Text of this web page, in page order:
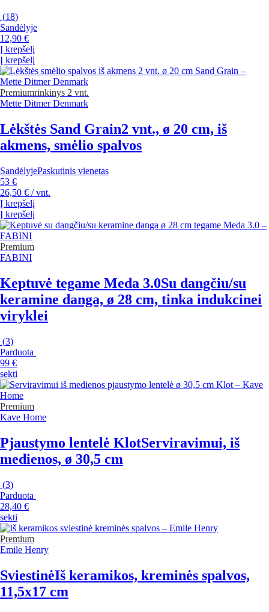
(18)
Sandėlyje
12,90 €
Į krepšelį
Į krepšelį
Premiumrinkinys 2 vnt.
Mette Ditmer Denmark
Lėkštės Sand Grain2 vnt., ø 20 cm, iš
akmens, smėlio spalvos
SandėlyjePaskutinis vienetas
53 €
26,50 € / vnt.
Į krepšelį
Į krepšelį
Premium
FABINI
Keptuvė tegame Meda 3.0Su dangčiu/su
keramine danga, ø 28 cm, tinka indukcinei
viryklei
(3)
Parduota
99 €
sekti
Premium
Kave Home
Pjaustymo lentelė KlotServiravimui, iš
medienos, ø 30,5 cm
(3)
Parduota
28,40 €
sekti
Premium
Emile Henry
SviestinėIš keramikos, kreminės spalvos,
11,5x17 cm